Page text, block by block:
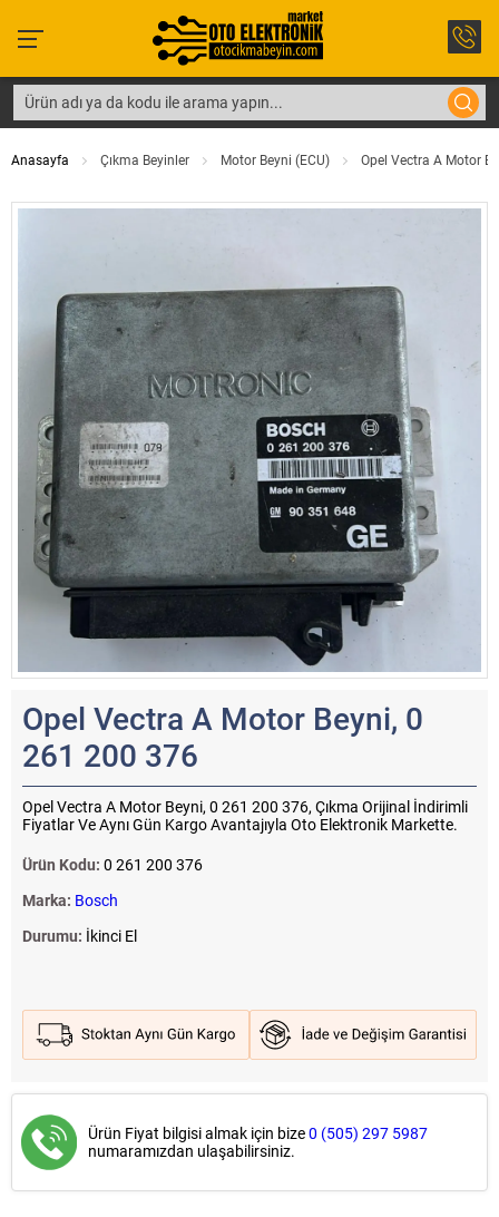
Anasayfa Çıkma Beyinler Motor Beyni (ECU) Opel Vectra A Motor
Opel Vectra A Motor Beyni, 0
261 200 376
Opel Vectra A Motor Beyni, 0 261 200 376, Çıkma Orijinal İndirimli
Fiyatlar Ve Aynı Gün Kargo Avantajıyla Oto Elektronik Markette.
Ürün Kodu: 0 261 200 376
Marka: Bosch
Durumu: İkinci El
Ürün Fiyat bilgisi almak için bize0 (505) 297 5987
numaramızdan ulaşabilirsiniz.